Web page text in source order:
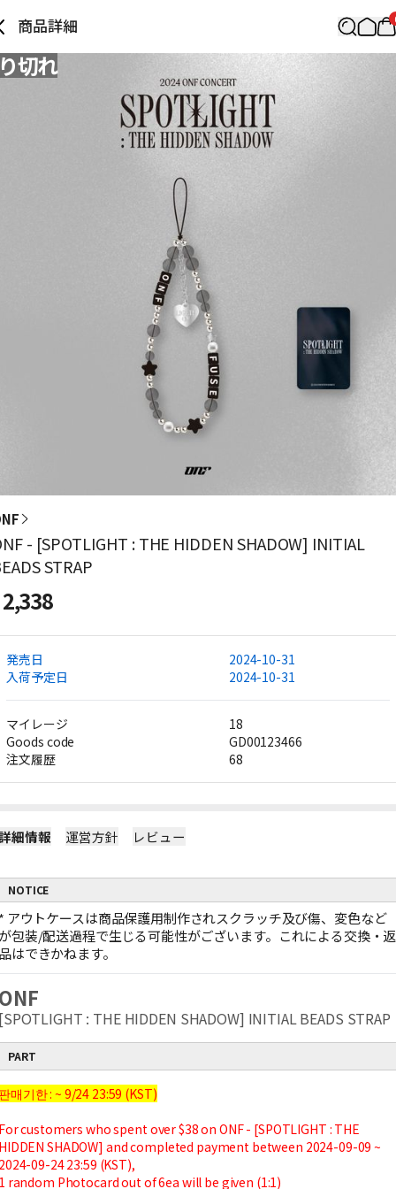
商品詳細
切れ
- [SPOTLIGHT : THE HIDDEN SHADOW] INITIAL
STRAP
2,338
発売日
2024-10-31
入荷予定日
2024-10-31
マイレージ
18
Goods code
GD00123466
注文履歴
68
細情報 運営方針 レビュー
NOTICE
アウトケースは商品保護用制作されスクラッチ及び傷、変色など
包装/配送過程で生じる可能性がございます。これによる交換・返
はできかねます。
: THE HIDDEN SHADOW] INITIAL BEADS STRAP
PART
매기한 : ~ 9/24 23:59 (KST)
customers who spent over $38 on ONF - [SPOTLIGHT : THE
SHADOW] and completed payment between 2024-09-09 ~
09-24 23:59 (KST),
random Photocard out of 6ea will be given (1:1)